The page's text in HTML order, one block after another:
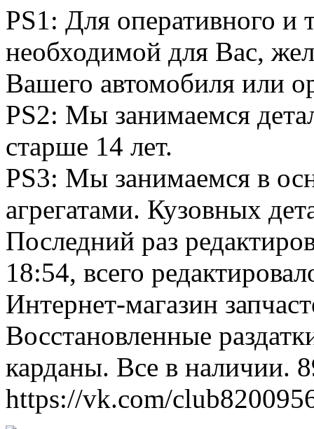
PS1: Для оперативного и
необходимой для Вас,
Вашего автомобиля или
PS2: Мы занимаемся
старше 14 лет.
PS3: Мы занимаемся в
агрегатами. Кузовных
Последний раз
18:54, всего
Интернет-магазин
Восстановленные
карданы. Все в наличии.
https://vk.com/